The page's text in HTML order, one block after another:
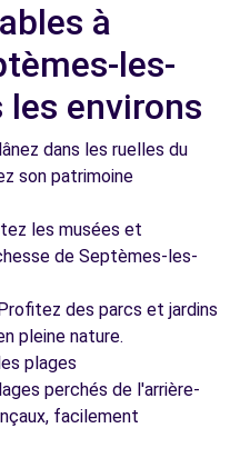
à
les-
les environs
dans les ruelles du
son patrimoine
les musées et
de Septèmes-les-
des parcs et jardins
pleine nature.
plages
perchés de l'arrière-
facilement